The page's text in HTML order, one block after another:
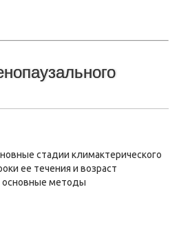
стадии климактерического
ее течения и возраст
основные методы